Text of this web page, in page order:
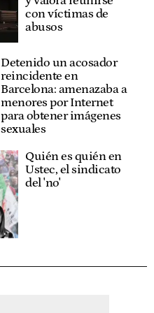
con víctimas de
abusos
Detenido un acosador
reincidente en
Barcelona: amenazaba a
menores por Internet
para obtener imágenes
sexuales
Quién es quién en
Ustec, el sindicato
del 'no'